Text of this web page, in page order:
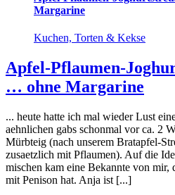
Margarine
Kuchen, Torten & Kekse
Apfel-Pflaumen-
… ohne Margarine
... heute hatte ich mal wieder Lust
aehnlichen gabs schonmal vor ca. 2
Mürbteig (nach unserem Bratapfel-
zusaetzlich mit Pflaumen). Auf die
mischen kam eine Bekannte von mir,
mit Penison hat. Anja ist [...]